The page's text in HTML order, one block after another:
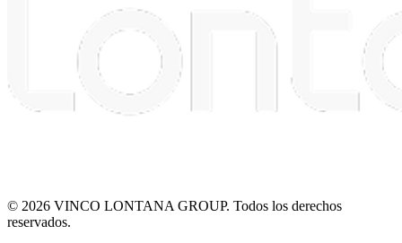
© 2026 VINCO LONTANA GROUP. Todos los derechos
reservados.